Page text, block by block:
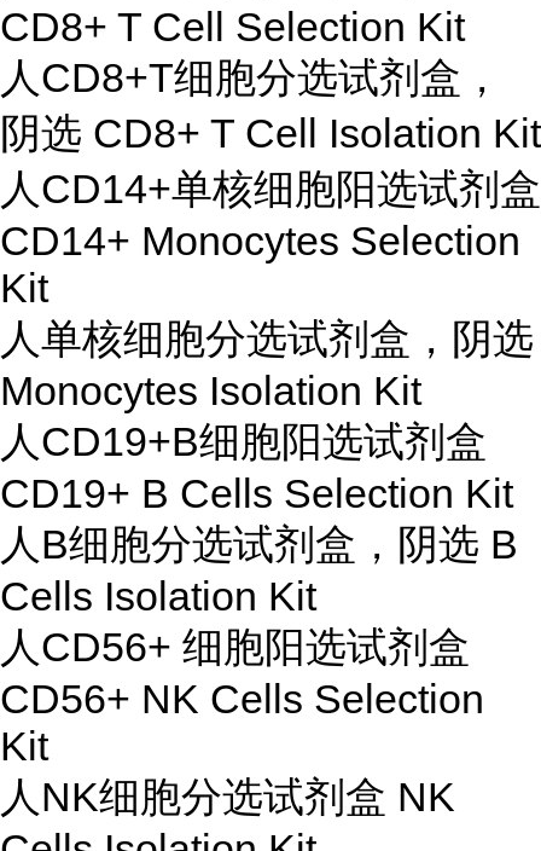
CD8+ T Cell Selection Kit
人CD8+T细胞分选试剂盒，
阴选 CD8+ T Cell Isolation Kit
人CD14+单核细胞阳选试剂盒
CD14+ Monocytes Selection
Kit
人单核细胞分选试剂盒，阴选
Monocytes Isolation Kit
人CD19+B细胞阳选试剂盒
CD19+ B Cells Selection Kit
人B细胞分选试剂盒，阴选 B
Cells Isolation Kit
人CD56+ 细胞阳选试剂盒
CD56+ NK Cells Selection
Kit
人NK细胞分选试剂盒 NK